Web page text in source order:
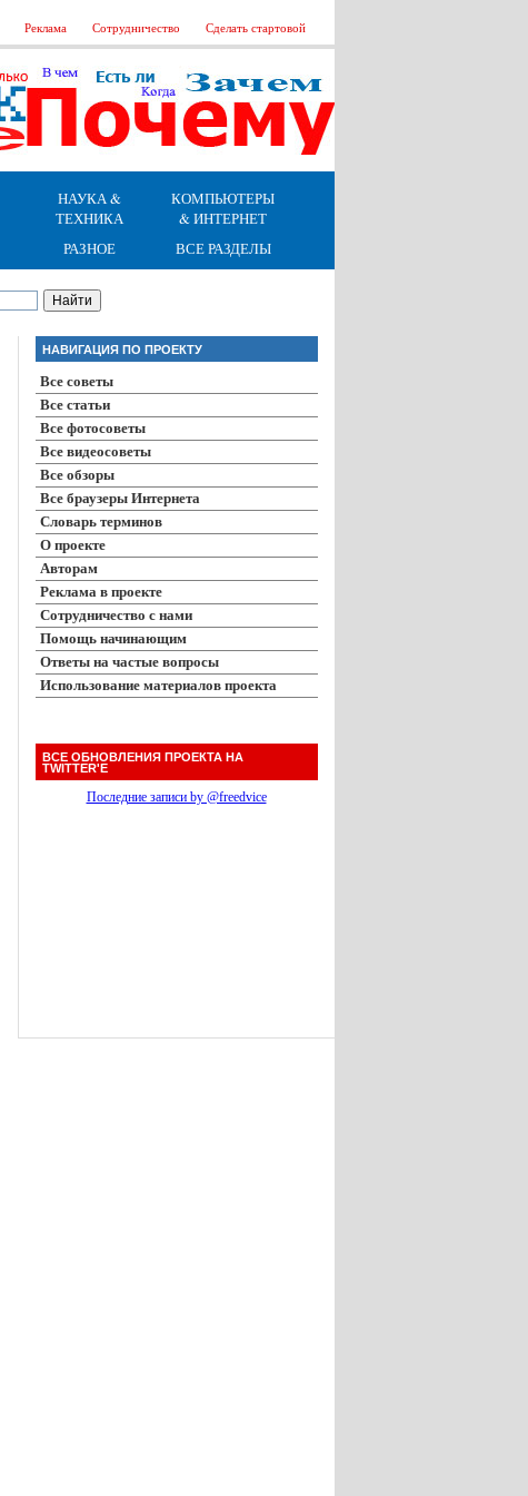
Реклама Сотрудничество Сделать стартовой
НАУКА &
ТЕХНИКА
КОМПЬЮТЕРЫ
& ИНТЕРНЕТ
РАЗНОЕ ВСЕ РАЗДЕЛЫ
НАВИГАЦИЯ ПО ПРОЕКТУ
Все советы
Все статьи
Все фотосоветы
Все видеосоветы
Все обзоры
Все браузеры Интернета
Словарь терминов
О проекте
Авторам
Реклама в проекте
Сотрудничество с нами
Помощь начинающим
Ответы на частые вопросы
Использование материалов проекта
ВСЕ ОБНОВЛЕНИЯ ПРОЕКТА НА
TWITTER'Е
Последние записи by @freedvice